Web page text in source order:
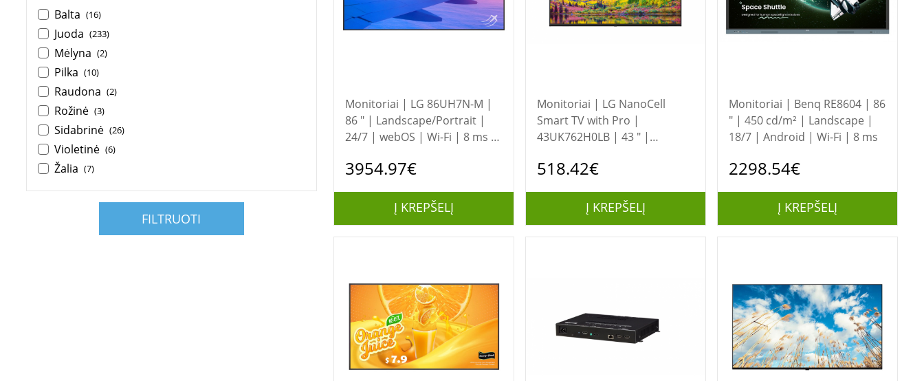
Balta (16)
Juoda (233)
Mėlyna (2)
Pilka (10)
Raudona (2)
Rožinė (3)
Sidabrinė (26)
Violetinė (6)
Žalia (7)
FILTRUOTI
Monitoriai | LG 86UH7N-M |
86 " | Landscape/Portrait |
24/7 | webOS | Wi-Fi | 8 ms |
3954.97€
Į KREPŠELĮ
Monitoriai | LG NanoCell
Smart TV with Pro |
43UK762H0LB | 43 " |
518.42€
Į KREPŠELĮ
Monitoriai | Benq RE8604 | 86
" | 450 cd/m² | Landscape |
18/7 | Android | Wi-Fi | 8 ms
2298.54€
Į KREPŠELĮ